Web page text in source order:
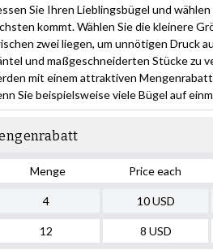
Sie Ihren Lieblingsbügel und wählen
kommt. Wählen Sie die kleinere
zwei liegen, um unnötigen Druck
und maßgeschneiderten Stücke zu
mit einem attraktiven
Sie beispielsweise viele Bügel auf
Menge Price each
4
12
10 USD
8 USD